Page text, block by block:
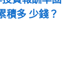
積多 少錢？